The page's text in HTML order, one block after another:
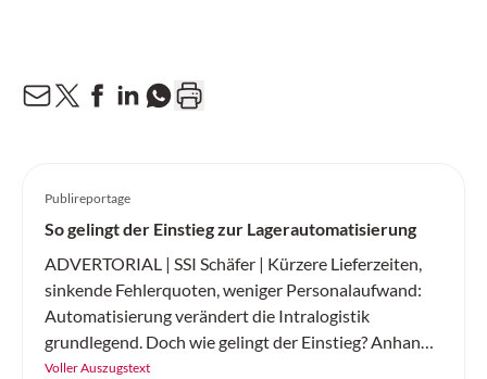
Publireportage
So gelingt der Einstieg zur Lagerautomatisierung
ADVERTORIAL | SSI Schäfer | Kürzere Lieferzeiten,
sinkende Fehlerquoten, weniger Personalaufwand:
Automatisierung verändert die Intralogistik
grundlegend. Doch wie gelingt der Einstieg? Anhand
von «Best Practices» zeigt sich, dass eine schrittweise
Voller Auszugstext